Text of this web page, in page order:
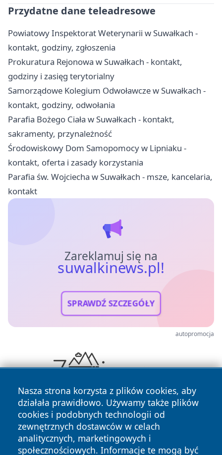
Przydatne dane teleadresowe
Powiatowy Inspektorat Weterynarii w Suwałkach -
kontakt, godziny, zgłoszenia
Prokuratura Rejonowa w Suwałkach - kontakt,
godziny i zasięg terytorialny
Samorządowe Kolegium Odwoławcze w Suwałkach -
kontakt, godziny, odwołania
Parafia Bożego Ciała w Suwałkach - kontakt,
sakramenty, przynależność
Środowiskowy Dom Samopomocy w Lipniaku -
kontakt, oferta i zasady korzystania
Parafia św. Wojciecha w Suwałkach - msze, kancelaria,
kontakt
Zareklamuj się na
suwalkinews.pl!
SPRAWDŹ SZCZEGÓŁY
autopromocja
Nasza strona korzysta z plików cookies, aby
działała prawidłowo. Używamy także plików
cookies i podobnych technologii od
zewnętrznych dostawców w celach
analitycznych, marketingowych i
społecznościowych. Informacje te mogą być